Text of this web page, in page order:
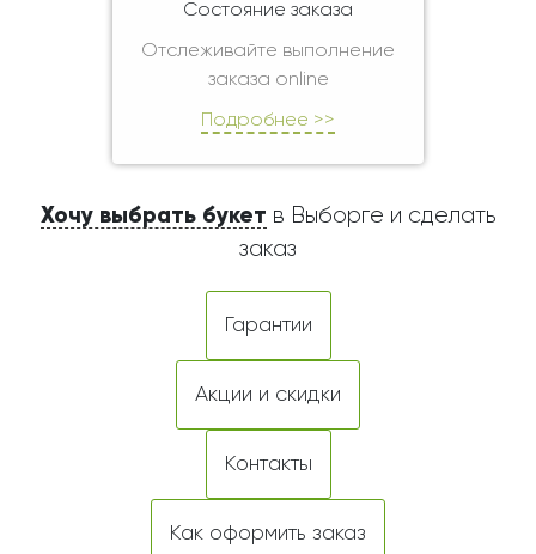
Состояние заказа
Отслеживайте выполнение
заказа online
Подробнее >>
Хочу выбрать букет в Выборге и сделать
заказ
Гарантии
Акции и скидки
Контакты
Как оформить заказ